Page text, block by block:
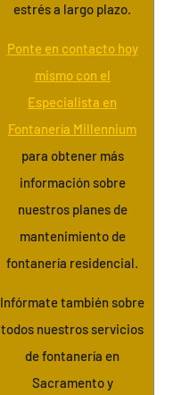
estrés a largo plazo.
Ponte en contacto hoy
mismo con el
Especialista en
Fontanería Millennium
para obtener más
información sobre
nuestros planes de
mantenimiento de
fontanería residencial.
Infórmate también sobre
todos nuestros servicios
de fontanería en
Sacramento y